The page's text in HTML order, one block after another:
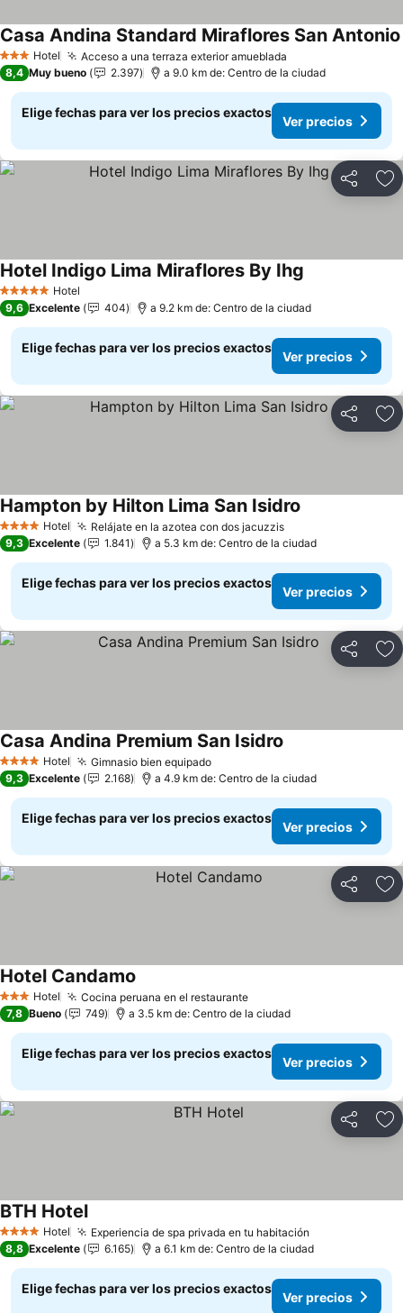
3 Estrellas
Hotel Acceso a una terraza exterior amueblada
Casa Andina Standard Miraflores San Antonio
8,4 Muy bueno 2.397 a 9.0 km de: Centro de la ciudad
Elige fechas para ver los precios exactos
Ver precios
Compartir
5 Estrellas Hotel
Hotel Indigo Lima Miraflores By Ihg
9,6 Excelente 404 a 9.2 km de: Centro de la ciudad
Elige fechas para ver los precios exactos
Ver precios
Compartir
4 EstrellasHotel Relájate en la azotea con dos jacuzzis
Hampton by Hilton Lima San Isidro
9,3 Excelente 1.841 a 5.3 km de: Centro de la ciudad
Elige fechas para ver los precios exactos
Ver precios
Compartir
4 EstrellasHotel Gimnasio bien equipado
Casa Andina Premium San Isidro
9,3 Excelente 2.168 a 4.9 km de: Centro de la ciudad
Elige fechas para ver los precios exactos
Ver precios
Compartir
3 Estrellas
Hotel Cocina peruana en el restaurante
Hotel Candamo
7,8 Bueno 749 a 3.5 km de: Centro de la ciudad
Elige fechas para ver los precios exactos
Ver precios
Compartir
4 EstrellasHotel Experiencia de spa privada en tu habitación
BTH Hotel
8,8 Excelente 6.165 a 6.1 km de: Centro de la ciudad
Elige fechas para ver los precios exactos
Ver precios